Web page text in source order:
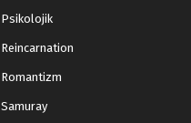
Psikolojik
Reincarnation
Romantizm
Samuray